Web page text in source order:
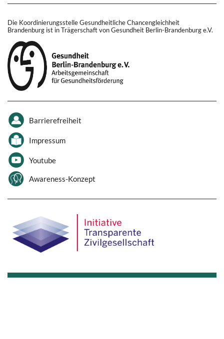
Die Koordinierungsstelle Gesundheitliche Chancengleichheit
Brandenburg ist in Trägerschaft von Gesundheit Berlin-Brandenburg e.V.
Barrierefreiheit
Impressum
Youtube
Awareness-Konzept